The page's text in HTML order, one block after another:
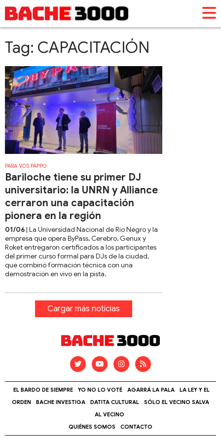
Tag: CAPACITACIÓN
PARA VOS PAPPO
Bariloche tiene su primer DJ
universitario: la UNRN y Alliance
cerraron una capacitación
pionera en la región
01/06| La Universidad Nacional de Río Negro y la
empresa que opera ByPass, Cerebro, Genux y
Roket entregaron certificados a los participantes
del primer curso formal para DJs de la ciudad,
que combinó formación técnica con una
demostración en vivo en la pista.
Cargar más noticias
EL BARDO DE SIEMPRE YO NO LO VOTÉ AGARRÁ LA PALA
LA LEY Y EL
ORDEN
BACHE INVESTIGA DATITA CULTURAL
SÓLO EL VECINO SALVA
AL VECINO
QUIÉNES SOMOS
CONTACTO